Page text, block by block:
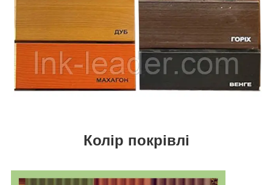
Колір покрівлі